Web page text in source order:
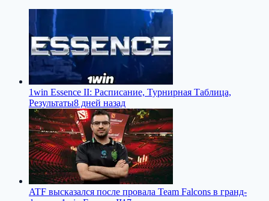
1win Essence II: Расписание, Турнирная Таблица,
Результаты8 дней назад
ATF высказался после провала Team Falcons в гранд-